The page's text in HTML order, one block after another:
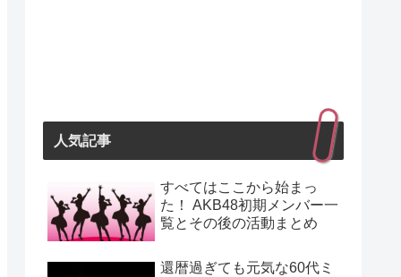
人気記事
すべてはここから始まっ
た！ AKB48初期メンバー一
覧とその後の活動まとめ
還暦過ぎても元気な60代ミ